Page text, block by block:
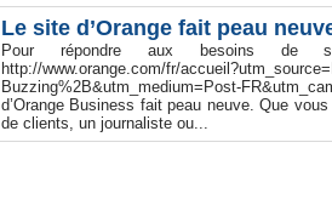
Le site d’Orange fait peau
Pour répondre aux besoins de
http://www.orange.com/fr/
Buzzing%2B&utm_medium=Post-
d’Orange Business fait peau neuve. Que
de clients, un journaliste ou...